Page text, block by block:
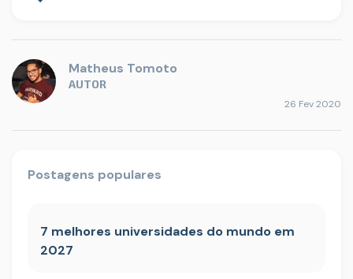
Matheus Tomoto
AUTOR
26 Fev 2020
Postagens populares
7 melhores universidades do mundo em
2027